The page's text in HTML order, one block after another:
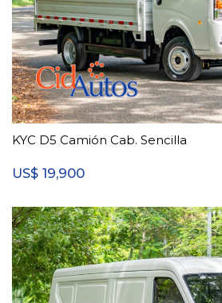
KYC D5 Camión Cab. Sencilla
US$ 19,900